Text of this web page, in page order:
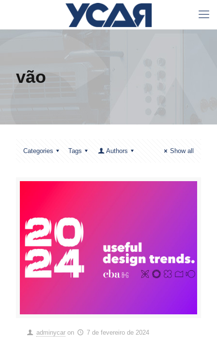
vão
Categories Tags Authors Show all
adminycar on 7 de fevereiro de 2024